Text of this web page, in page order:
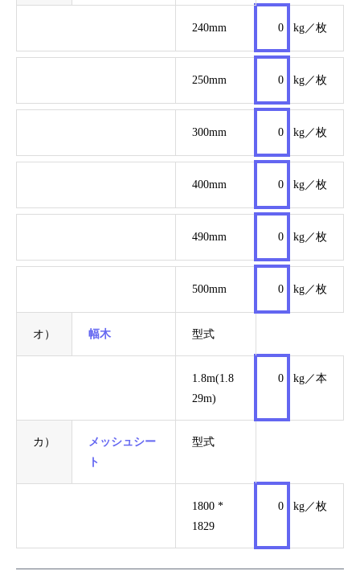
240mm 0 kg／枚
250mm 0 kg／枚
300mm 0 kg／枚
400mm 0 kg／枚
490mm 0 kg／枚
500mm 0 kg／枚
オ） 幅木 型式
1.8m(1.8
29m)
0 kg／本
カ）
メッシュシー
ト
型式
1800 *
1829
0 kg／枚